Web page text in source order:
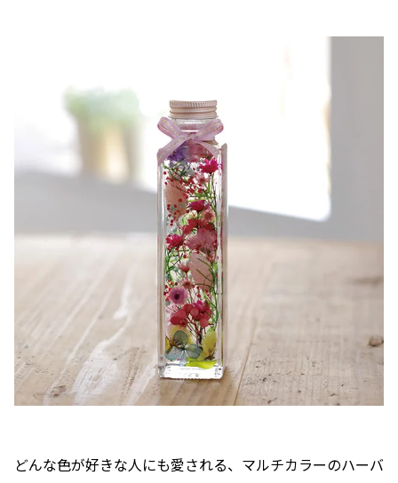
どんな色が好きな人にも愛される、マルチカラーのハーバ